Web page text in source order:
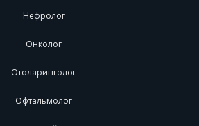
Нефролог
Онколог
Отоларинголог
Офтальмолог